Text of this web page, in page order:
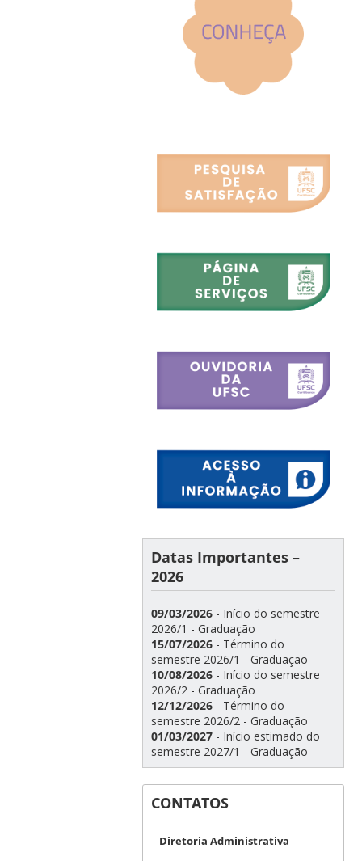
Datas Importantes –
2026
09/03/2026 - Início do semestre
2026/1 - Graduação
15/07/2026 - Término do
semestre 2026/1 - Graduação
10/08/2026 - Início do semestre
2026/2 - Graduação
12/12/2026 - Término do
semestre 2026/2 - Graduação
01/03/2027 - Início estimado do
semestre 2027/1 - Graduação
CONTATOS
Diretoria Administrativa